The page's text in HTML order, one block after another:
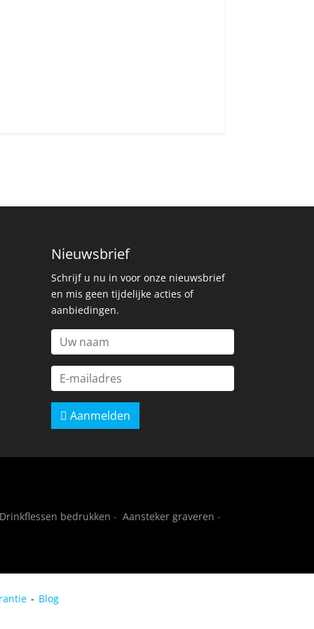
Nieuwsbrief
Schrijf u nu in voor onze nieuwsbrief
en mis geen tijdelijke acties of
aanbiedingen.
Aanmelden
Drinkflessen bedrukken - Aansteker graveren -
Blog